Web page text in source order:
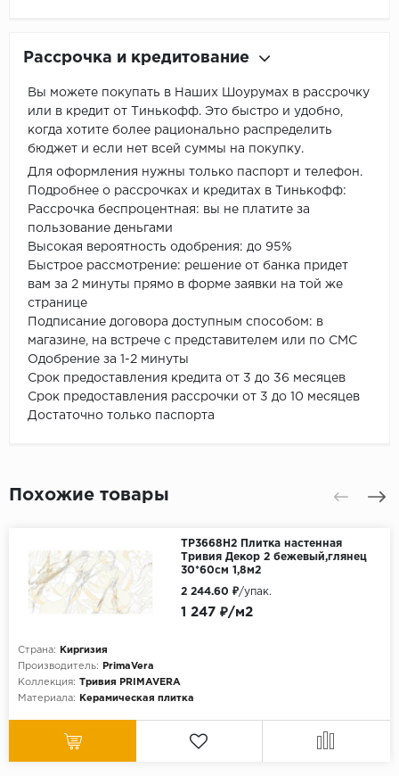
Рассрочка и кредитование
Вы можете покупать в Наших Шоурумах в рассрочку
или в кредит от Тинькофф. Это быстро и удобно,
когда хотите более рационально распределить
бюджет и если нет всей суммы на покупку.
Для оформления нужны только паспорт и телефон.
Подробнее о рассрочках и кредитах в Тинькофф:
Рассрочка беспроцентная: вы не платите за
пользование деньгами
Высокая вероятность одобрения: до 95%
Быстрое рассмотрение: решение от банка придет
вам за 2 минуты прямо в форме заявки на той же
странице
Подписание договора доступным способом: в
магазине, на встрече с представителем или по СМС
Одобрение за 1-2 минуты
Срок предоставления кредита от 3 до 36 месяцев
Срок предоставления рассрочки от 3 до 10 месяцев
Достаточно только паспорта
Похожие товары
TP3668H2 Плитка настенная
Тривия Декор 2 бежевый,глянец
30*60см 1,8м2
Страна:
Киргизия
Производитель:
PrimaVera
Коллекция: Тривия PRIMAVERA
Материала:
Керамическая плитка
1 247 ₽/м2
2 244.60 ₽/упак.